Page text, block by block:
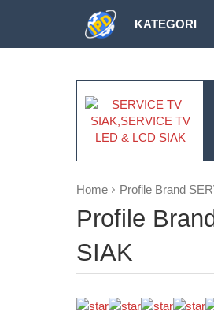
KATEGORI
Home Profile Brand
Profile
SIAK